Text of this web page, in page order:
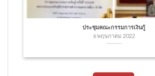
ประชุมคณะกรรมการเงินกู้
6 พฤษภาคม 2022